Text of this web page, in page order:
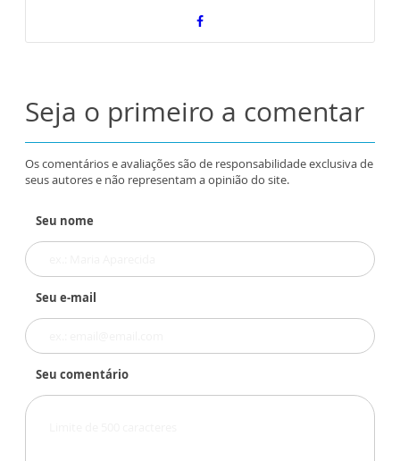
Seja o primeiro a comentar
Os comentários e avaliações são de responsabilidade exclusiva de
seus autores e não representam a opinião do site.
Seu nome
Seu e-mail
Seu comentário